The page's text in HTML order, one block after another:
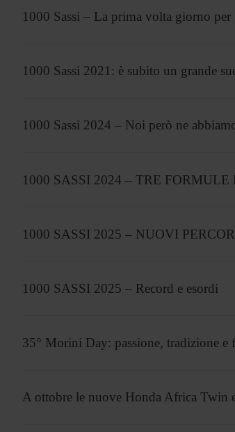
1000 Sassi – La prima volta giorno
1000 Sassi 2021: è subito un grande
1000 Sassi 2024 – Noi però ne
1000 SASSI 2024 – TRE
1000 SASSI 2025 – NUOVI
1000 SASSI 2025 – Record e esordi
35° Morini Day: passione, tradizione e
A ottobre le nuove Honda Africa Twin